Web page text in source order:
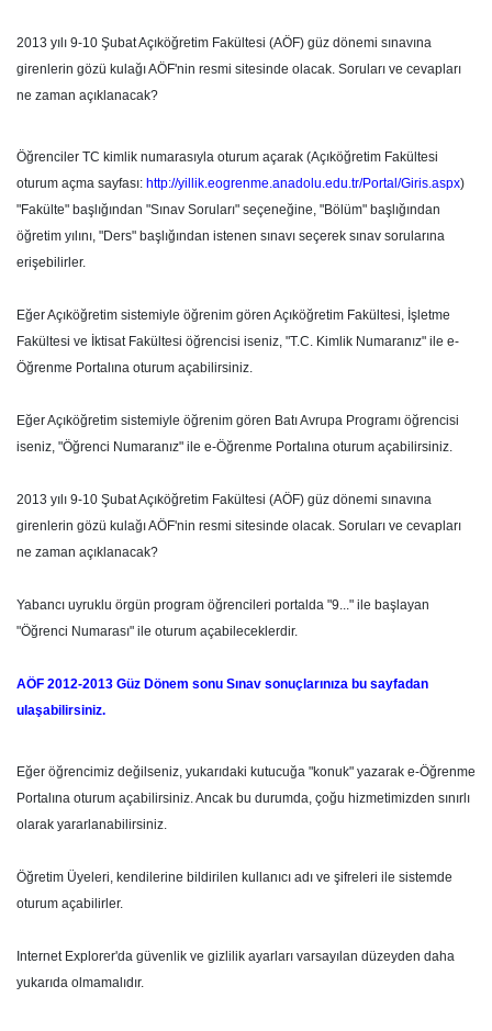
2013 yılı 9-10 Şubat Açıköğretim Fakültesi (AÖF) güz dönemi sınavına
girenlerin gözü kulağı AÖF'nin resmi sitesinde olacak. Soruları ve cevapları
ne zaman açıklanacak?
Öğrenciler TC kimlik numarasıyla oturum açarak (Açıköğretim Fakültesi
oturum açma sayfası: http://yillik.eogrenme.anadolu.edu.tr/Portal/Giris.aspx)
"Fakülte" başlığından "Sınav Soruları" seçeneğine, "Bölüm" başlığından
öğretim yılını, "Ders" başlığından istenen sınavı seçerek sınav sorularına
erişebilirler.
Eğer Açıköğretim sistemiyle öğrenim gören Açıköğretim Fakültesi, İşletme
Fakültesi ve İktisat Fakültesi öğrencisi iseniz, "T.C. Kimlik Numaranız" ile e-
Öğrenme Portalına oturum açabilirsiniz.
Eğer Açıköğretim sistemiyle öğrenim gören Batı Avrupa Programı öğrencisi
iseniz, "Öğrenci Numaranız" ile e-Öğrenme Portalına oturum açabilirsiniz.
2013 yılı 9-10 Şubat Açıköğretim Fakültesi (AÖF) güz dönemi sınavına
girenlerin gözü kulağı AÖF'nin resmi sitesinde olacak. Soruları ve cevapları
ne zaman açıklanacak?
Yabancı uyruklu örgün program öğrencileri portalda "9..." ile başlayan
"Öğrenci Numarası" ile oturum açabileceklerdir.
AÖF 2012-2013 Güz Dönem sonu Sınav sonuçlarınıza bu sayfadan
ulaşabilirsiniz.
Eğer öğrencimiz değilseniz, yukarıdaki kutucuğa "konuk" yazarak e-Öğrenme
Portalına oturum açabilirsiniz. Ancak bu durumda, çoğu hizmetimizden sınırlı
olarak yararlanabilirsiniz.
Öğretim Üyeleri, kendilerine bildirilen kullanıcı adı ve şifreleri ile sistemde
oturum açabilirler.
Internet Explorer'da güvenlik ve gizlilik ayarları varsayılan düzeyden daha
yukarıda olmamalıdır.